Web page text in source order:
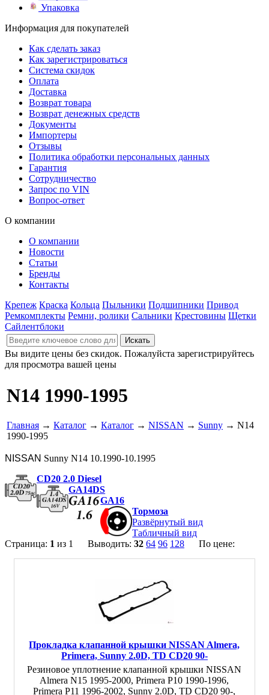
Упаковка
Информация для покупателей
Как сделать заказ
Как зарегистрироваться
Система скидок
Оплата
Доставка
Возврат товара
Возврат денежных средств
Документы
Импортеры
Отзывы
Политика обработки персональных данных
Гарантия
Сотрудничество
Запрос по VIN
Вопрос-ответ
О компании
О компании
Новости
Статьи
Бренды
Контакты
Крепеж Краска Кольца Пыльники Подшипники Привод
Ремкомплекты Ремни, ролики Сальники Крестовины Щетки
Сайлентблоки
Вы видите цены без скидок. Пожалуйста зарегистрируйтесь
для просмотра вашей цены
N14 1990-1995
Главная → Каталог → Каталог → NISSAN → Sunny → N14
1990-1995
NISSAN Sunny N14 10.1990-10.1995
CD20 2.0 Diesel
GA14DS
GA16
Тормоза
Развёрнутый вид
Табличный вид
Страница: 1 из 1 Выводить: 32 64 96 128 По цене:
Прокладка клапанной крышки NISSAN Almera,
Primera, Sunny 2.0D, TD CD20 90-
Резиновое уплотнение клапанной крышки NISSAN
Almera N15 1995-2000, Primera P10 1990-1996,
Primera P11 1996-2002, Sunny 2.0D, TD CD20 90-,